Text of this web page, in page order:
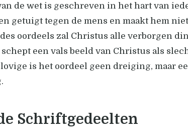
de wet is geschreven in het hart van
getuigt tegen de mens en maakt hem
des oordeels zal Christus alle verborgen
een vals beeld van Christus als
is het oordeel geen dreiging, maar
Schriftgedeelten